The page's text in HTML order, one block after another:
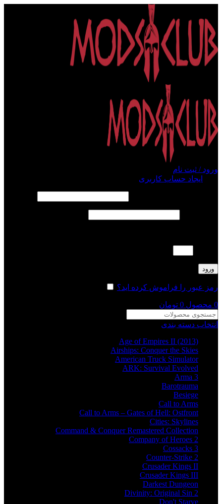
ورود / ثبت نام
ایجاد حساب کاربری
ورود
رمز عبور را فراموش کرده اید؟
0 محصول 0 تومان
انتخاب دسته بندی
Age of Empires II (2013)
Airships: Conquer the Skies
American Truck Simulator
ARK: Survival Evolved
Arma 3
Barotrauma
Besiege
Call to Arms
Call to Arms – Gates of Hell: Ostfront
Cities: Skylines
Command & Conquer Remastered Collection
Company of Heroes 2
Cossacks 3
Counter-Strike 2
Crusader Kings II
Crusader Kings III
Darkest Dungeon
Divinity: Original Sin 2
Don't Starve